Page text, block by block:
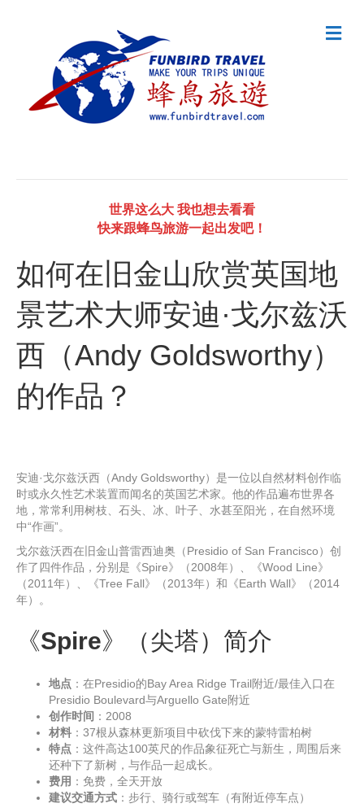
世界这么大 我也想去看看
快来跟蜂鸟旅游一起出发吧！
M
e
如何在旧金山欣赏英国地
景艺术大师安迪·戈尔兹沃
西（Andy Goldsworthy）
的作品？
安迪·戈尔兹沃西（Andy Goldsworthy）是一位以自然材料创作临
时或永久性艺术装置而闻名的英国艺术家。他的作品遍布世界各
地，常常利用树枝、石头、冰、叶子、水甚至阳光，在自然环境
中“作画”。
戈尔兹沃西在旧金山普雷西迪奥（Presidio of San Francisco）创
作了四件作品，分别是《Spire》（2008年）、《Wood Line》
（2011年）、《Tree Fall》（2013年）和《Earth Wall》（2014
年）。
《Spire》（尖塔）简介
地点 ：在Presidio的Bay Area Ridge Trail附近/最佳入口在
Presidio Boulevard与Arguello Gate附近
创作时间 ：2008
材料 ：37根从森林更新项目中砍伐下来的蒙特雷柏树
特点 ：这件高达100英尺的作品象征死亡与新生，周围后来
还种下了新树，与作品一起成长。
费用 ：免费，全天开放
建议交通方式 ：步行、骑行或驾车（有附近停车点）